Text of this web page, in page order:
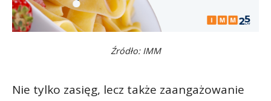
Źródło: IMM
Nie tylko zasięg, lecz także zaangażowanie